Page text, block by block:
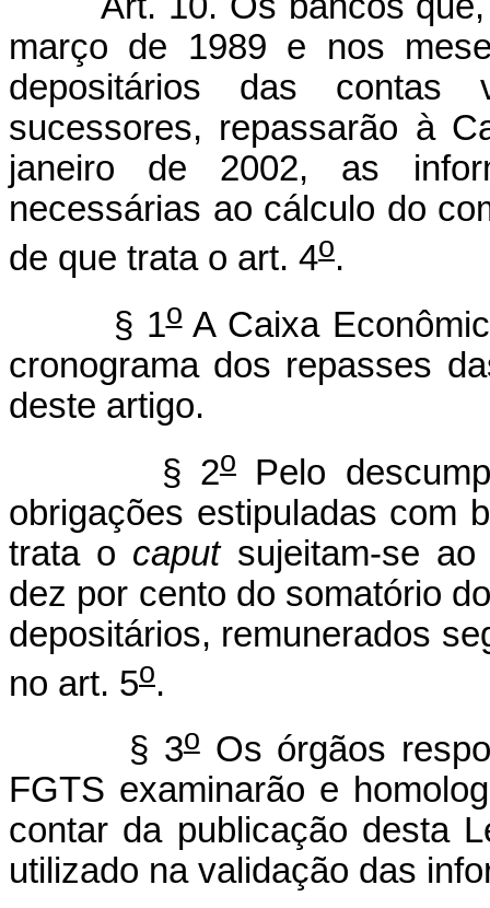
março de 1989 e nos
depositários das
sucessores, repassarão à
janeiro de 2002, as
necessárias ao cálculo do
de que trata o art. 4o.
§ 1oA Caixa
cronograma dos repasses
deste artigo.
§ 2oPelo
obrigações estipuladas com
trata o caputsujeitam-se ao
dez por cento do somatório
depositários, remunerados
no art. 5o.
§ 3oOs órgãos
FGTS examinarão e
contar da publicação desta
utilizado na validação das